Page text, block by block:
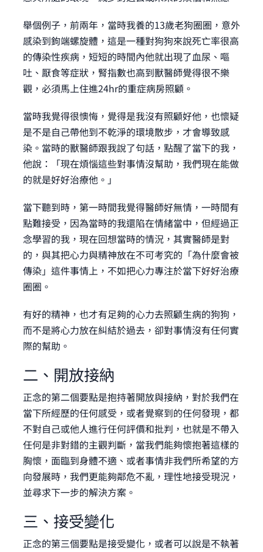
舉個例子，前兩年，當時我養的13歲老狗圈圈，意外
感染到鉤端螺旋體，這是一種對狗狗來說死亡率很高
的傳染性疾病，短短的時間內他就出現了血尿、嘔
吐、厭食等症狀，腎指數也高到獸醫師覺得很不樂
觀，必須馬上住進24hr的重症病房照顧。
當時我覺得很懊悔，覺得是我沒有照顧好他，也懷疑
是不是自己帶他到不乾淨的環境散步，才會導致感
染。當時的獸醫師跟我說了句話，點醒了當下的我，
他說：「現在煩惱這些對事情沒幫助，我們現在能做
的就是好好治療他。」
當下聽到時，第一時間我覺得醫師好無情，一時間有
點難接受，因為當時的我還陷在情緒當中，但經過正
念學習的我，現在回想當時的情況，其實醫師是對
的，與其把心力與精神放在不可考究的「為什麼會被
傳染」這件事情上，不如把心力專注於當下好好治療
圈圈。
有好的精神，也才有足夠的心力去照顧生病的狗狗，
而不是將心力放在糾結於過去，卻對事情沒有任何實
際的幫助。
二、開放接納
正念的第二個要點是抱持著開放與接納，對於我們在
當下所經歷的任何感受，或者覺察到的任何發現，都
不對自己或他人進行任何評價和批判，也就是不帶入
任何是非對錯的主觀判斷，當我們能夠懷抱著這樣的
胸懷，面臨到身體不適、或者事情非我們所希望的方
向發展時，我們更能夠鄰危不亂，理性地接受現況，
並尋求下一步的解決方案。
三、接受變化
正念的第三個要點是接受變化，或者可以說是不執著